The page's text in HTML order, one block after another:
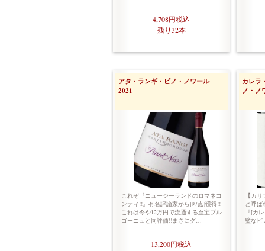
4,708円税込
残り32本
アタ・ランギ・ピノ・ノワール
2021
これぞ『ニュージーランドのロマネコ
ンティ!!』有名評論家から[97点]獲得!!
これは今や12万円で流通する至宝ブル
ゴーニュと同評価!!まさにグ…
13,200円税込
カレラ
ノ・
【カ
と呼ば
『[カ
璧なピ